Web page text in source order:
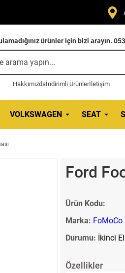
ürünler için bizi arayın.
Hakkımızdaİndirimli Ürünlerİletişim
VOLKSWAGEN SEAT
Ford
Ürün Kodu:
Marka: FoMoCo
Durumu: İkinci El
Özellikler